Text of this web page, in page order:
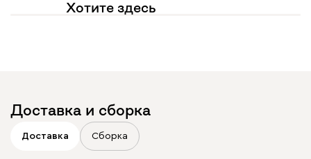
Хотите здесь
Доставка и сборка
Доставка Сборка